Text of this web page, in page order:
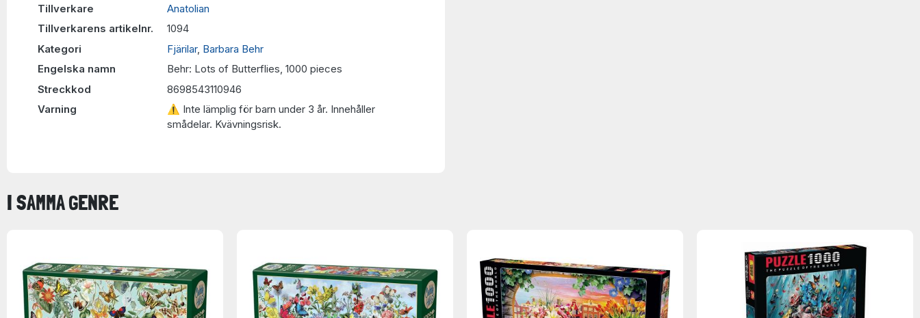
Tillverkare
Anatolian
Tillverkarens artikelnr.
1094
Kategori
Fjärilar, Barbara Behr
Engelska namn
Behr: Lots of Butterflies, 1000 pieces
Streckkod
8698543110946
Varning
⚠ Inte lämplig för barn under 3 år. Innehåller
smådelar. Kvävningsrisk.
I SAMMA GENRE